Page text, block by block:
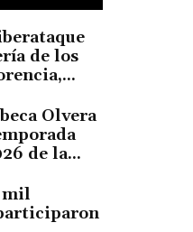
de los
Olvera
de la...
mil